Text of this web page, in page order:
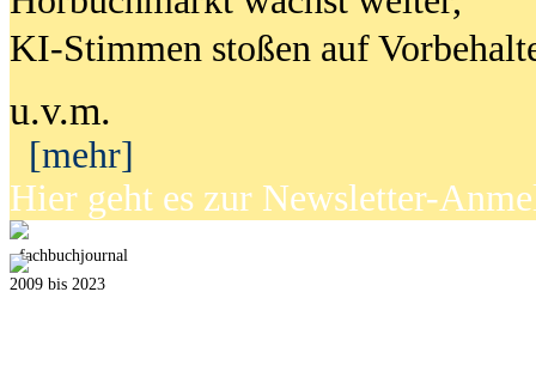
KI-Stimmen stoßen auf
u.v.m.
[mehr]
Hier geht es zur Newsletter-
fachbuchjournal
2009 bis 2023